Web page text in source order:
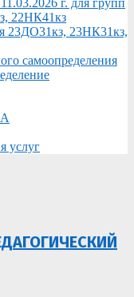
г. для групп
22НК41кз
23ДО31кз, 23НК31кз,
самоопределения
услуг